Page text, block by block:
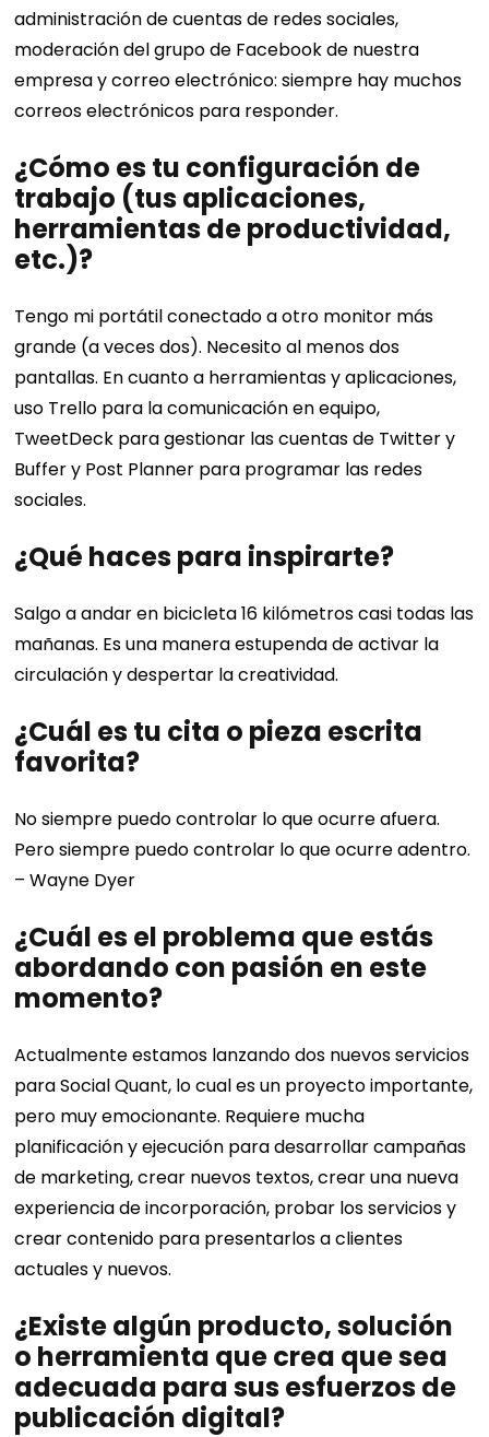
administración de cuentas de redes sociales,
moderación del grupo de Facebook de nuestra
empresa y correo electrónico: siempre hay muchos
correos electrónicos para responder.
¿Cómo es tu configuración de
trabajo (tus aplicaciones,
herramientas de productividad,
etc.)?
Tengo mi portátil conectado a otro monitor más
grande (a veces dos). Necesito al menos dos
pantallas. En cuanto a herramientas y aplicaciones,
uso Trello para la comunicación en equipo,
TweetDeck para gestionar las cuentas de Twitter y
Buffer y Post Planner para programar las redes
sociales.
¿Qué haces para inspirarte?
Salgo a andar en bicicleta 16 kilómetros casi todas las
mañanas. Es una manera estupenda de activar la
circulación y despertar la creatividad.
¿Cuál es tu cita o pieza escrita
favorita?
No siempre puedo controlar lo que ocurre afuera.
Pero siempre puedo controlar lo que ocurre adentro.
– Wayne Dyer
¿Cuál es el problema que estás
abordando con pasión en este
momento?
Actualmente estamos lanzando dos nuevos servicios
para Social Quant, lo cual es un proyecto importante,
pero muy emocionante. Requiere mucha
planificación y ejecución para desarrollar campañas
de marketing, crear nuevos textos, crear una nueva
experiencia de incorporación, probar los servicios y
crear contenido para presentarlos a clientes
actuales y nuevos.
¿Existe algún producto, solución
o herramienta que crea que sea
adecuada para sus esfuerzos de
publicación digital?